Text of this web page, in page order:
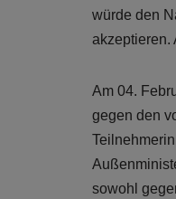
würde den
akzeptieren.
Am 04.
gegen den
sowohl